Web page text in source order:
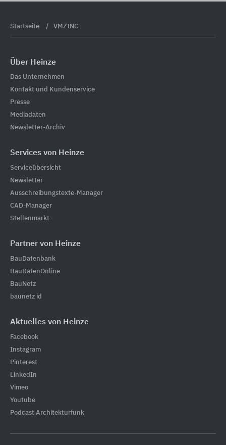
Startseite VMZINC
Über Heinze
Das Unternehmen
Kontakt und Kundenservice
Presse
Mediadaten
Newsletter-Archiv
Services von Heinze
Serviceübersicht
Newsletter
Ausschreibungstexte-Manager
CAD-Manager
Stellenmarkt
Partner von Heinze
BauDatenbank
BauDatenOnline
BauNetz
baunetz id
Aktuelles von Heinze
Facebook
Instagram
Pinterest
LinkedIn
Vimeo
Youtube
Podcast Architekturfunk